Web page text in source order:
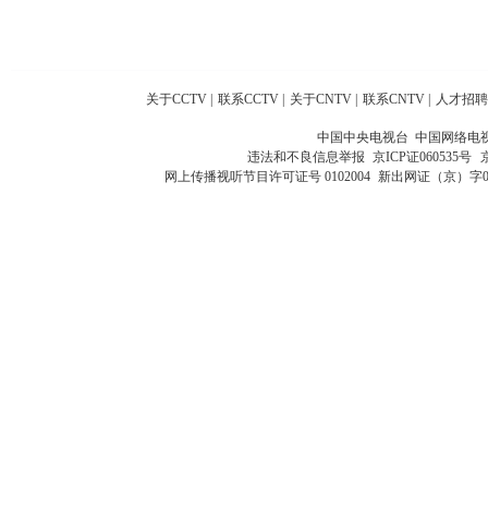
关于CCTV 联系CCTV 关于CNTV 联系CNTV 人才招聘
中国中央电视台 中国网络电
违法和不良信息举报 京ICP证060535号
网上传播视听节目许可证号 0102004 新出网证（京）